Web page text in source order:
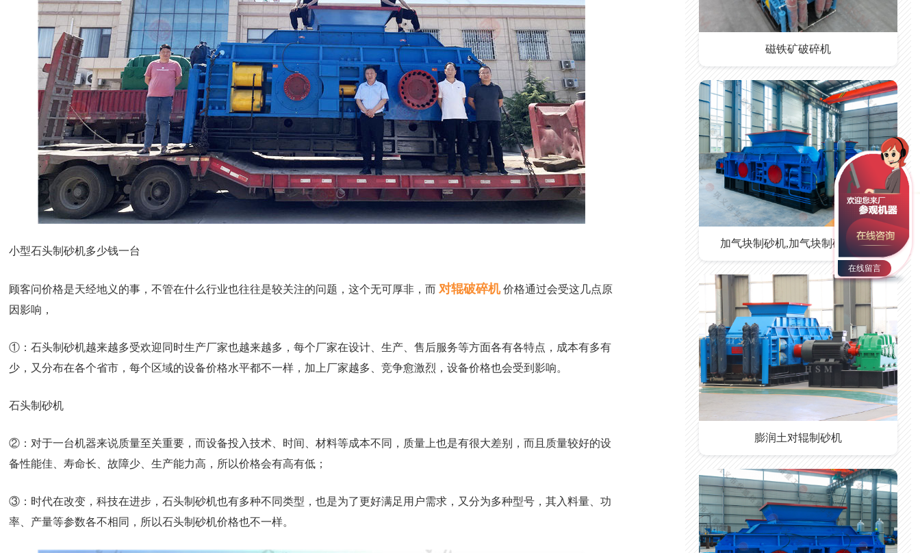
小型石头制砂机多少钱一台
顾客问价格是天经地义的事，不管在什么行业也往往是较关注的问题，这个无可厚非，而 对辊破碎机 价格通过会受这几点原
因影响，
①：石头制砂机越来越多受欢迎同时生产厂家也越来越多，每个厂家在设计、生产、售后服务等方面各有各特点，成本有多有
少，又分布在各个省市，每个区域的设备价格水平都不一样，加上厂家越多、竞争愈激烈，设备价格也会受到影响。
石头制砂机
②：对于一台机器来说质量至关重要，而设备投入技术、时间、材料等成本不同，质量上也是有很大差别，而且质量较好的设
备性能佳、寿命长、故障少、生产能力高，所以价格会有高有低；
③：时代在改变，科技在进步，石头制砂机也有多种不同类型，也是为了更好满足用户需求，又分为多种型号，其入料量、功
率、产量等参数各不相同，所以石头制砂机价格也不一样。
磁铁矿破碎机
加气块制砂机,加气块制砂机价格
膨润土对辊制砂机
在线留言